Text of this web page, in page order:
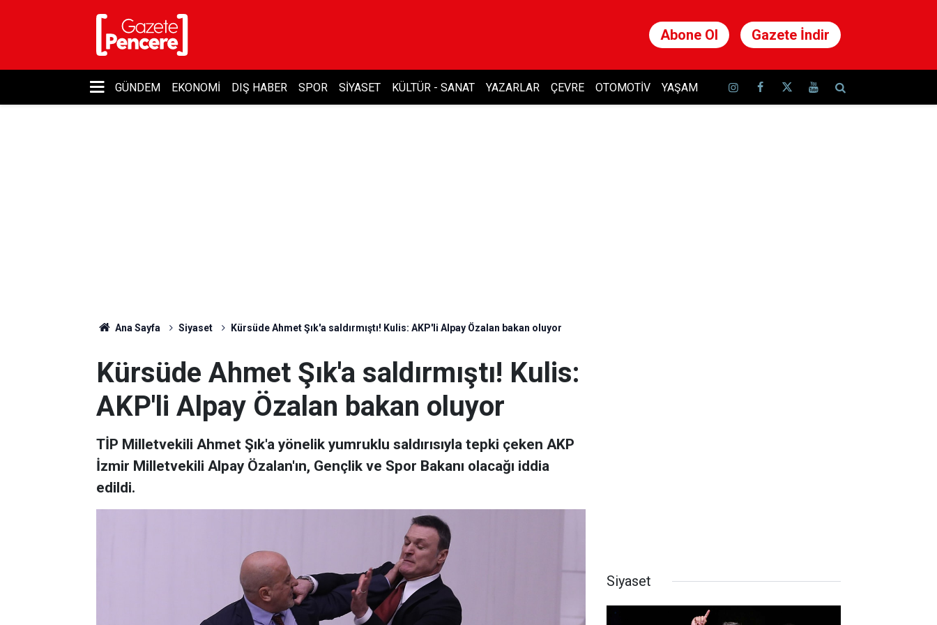
Abone Ol Gazete İndir
GÜNDEM EKONOMI DIŞ HABER SPOR SIYASET KÜLTÜR - SANAT YAZARLAR ÇEVRE OTOMOTIV YAŞAM
Ana Sayfa Siyaset Kürsüde Ahmet Şık'a saldırmıştı! Kulis: AKP'li Alpay Özalan bakan oluyor
Kürsüde Ahmet Şık'a saldırmıştı! Kulis:
AKP'li Alpay Özalan bakan oluyor
TİP Milletvekili Ahmet Şık'a yönelik yumruklu saldırısıyla tepki çeken AKP
İzmir Milletvekili Alpay Özalan'ın, Gençlik ve Spor Bakanı olacağı iddia
edildi.
Siyaset